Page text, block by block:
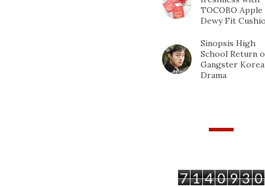
TOCOBO Apple
Dewy Fit
Sinopsis High
School Return
Gangster
Drama
7 1 4 0 9 3 0